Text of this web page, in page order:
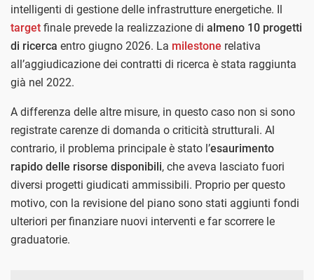
intelligenti di gestione delle infrastrutture energetiche. Il
target finale prevede la realizzazione di almeno 10 progetti
di ricerca entro giugno 2026. La milestone relativa
all’aggiudicazione dei contratti di ricerca è stata raggiunta
già nel 2022.
A differenza delle altre misure, in questo caso non si sono
registrate carenze di domanda o criticità strutturali. Al
contrario, il problema principale è stato l’esaurimento
rapido delle risorse disponibili, che aveva lasciato fuori
diversi progetti giudicati ammissibili. Proprio per questo
motivo, con la revisione del piano sono stati aggiunti fondi
ulteriori per finanziare nuovi interventi e far scorrere le
graduatorie.